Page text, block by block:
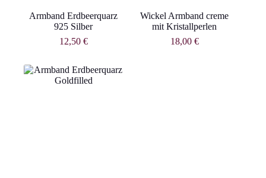
Armband Erdbeerquarz
925 Silber
12,50 €
Wickel Armband creme
mit Kristallperlen
18,00 €